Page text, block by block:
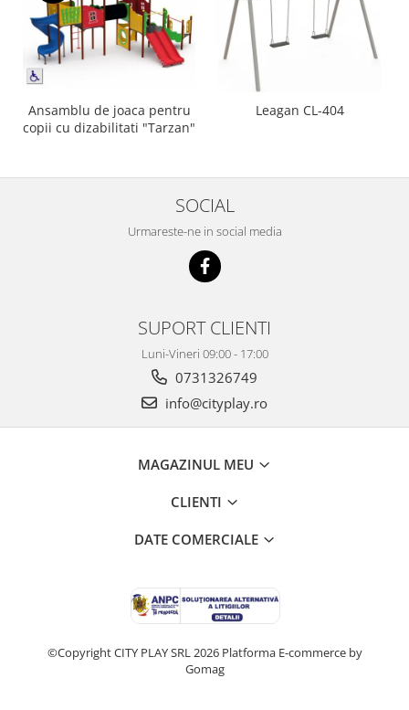
Ansamblu de joaca pentru
copii cu dizabilitati "Tarzan"
Leagan CL-404
SOCIAL
Urmareste-ne in social media
SUPORT CLIENTI
Luni-Vineri 09:00 - 17:00
0731326749
info@cityplay.ro
MAGAZINUL MEU
CLIENTI
DATE COMERCIALE
©Copyright CITY PLAY SRL 2026 Platforma E-commerce by
Gomag